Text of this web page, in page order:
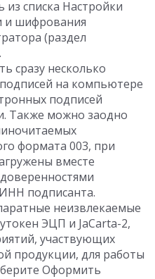
списка Настройки
и шифрования
(раздел
сразу несколько
на компьютере
подписей
Также можно заодно
формата 003, при
вместе
подписанта.
неизвлекаемые
ЭЦП и JaCarta-2,
участвующих
продукции, для работы
Оформить